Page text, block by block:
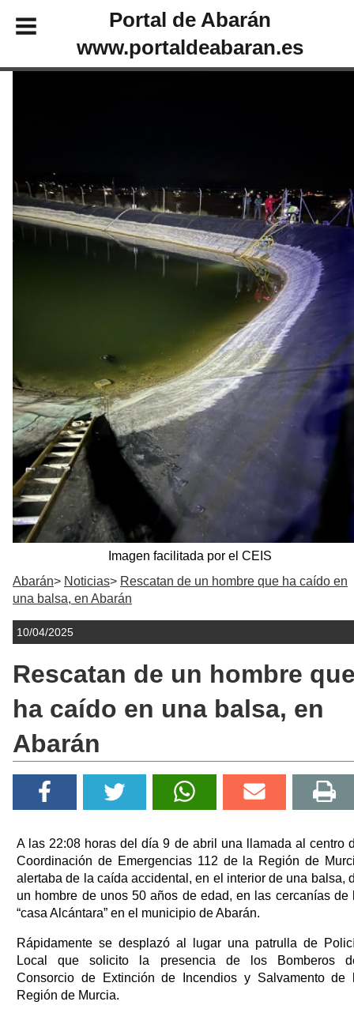
Portal de Abarán
www.portaldeabaran.es
Abarán Noticias
Rescatan de un hombre que ha caído en
una balsa, en Abarán
10/04/2025
Rescatan de un hombre
ha caído en una balsa, en
Abarán
A las 22:08 horas del día 9 de abril una llamada al centro
Coordinación de Emergencias 112 de la Región de
alertaba de la caída accidental, en el interior de una balsa,
un hombre de unos 50 años de edad, en las cercanías de
“casa Alcántara” en el municipio de Abarán.
Rápidamente se desplazó al lugar una patrulla de
Local que solicito la presencia de los Bomberos
Consorcio de Extinción de Incendios y Salvamento de
Región de Murcia.
Imagen facilitada por el CEIS